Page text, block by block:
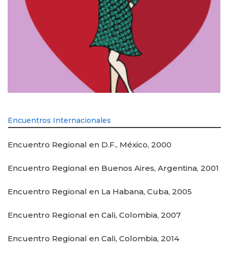
Encuentros Internacionales
Encuentro Regional en D.F., México, 2000
Encuentro Regional en Buenos Aires, Argentina, 2001
Encuentro Regional en La Habana, Cuba, 2005
Encuentro Regional en Cali, Colombia, 2007
Encuentro Regional en Cali, Colombia, 2014